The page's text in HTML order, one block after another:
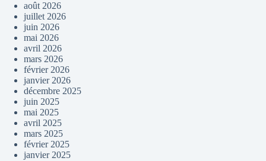
août 2026
juillet 2026
juin 2026
mai 2026
avril 2026
mars 2026
février 2026
janvier 2026
décembre 2025
juin 2025
mai 2025
avril 2025
mars 2025
février 2025
janvier 2025